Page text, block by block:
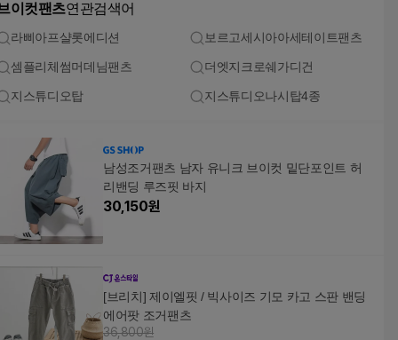
이컷팬츠연관검색어
라삐아프샬롯에디션 보르고세시아아세테이트팬츠
셈플리체썸머데님팬츠 더엣지크로쉐가디건
지스튜디오탑 지스튜디오나시탑4종
남성조거팬츠 남자 유니크 브이컷 밑단포인트 허
리밴딩 루즈핏 바지
30,150원
[브리치] 제이엘핏 / 빅사이즈 기모 카고 스판 밴딩
에어팟 조거팬츠
36,800원